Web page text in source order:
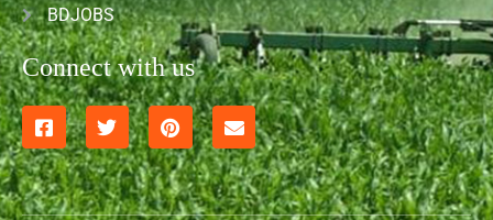
BDJOBS
Connect with us